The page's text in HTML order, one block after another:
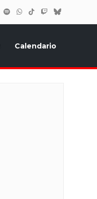
Calendario